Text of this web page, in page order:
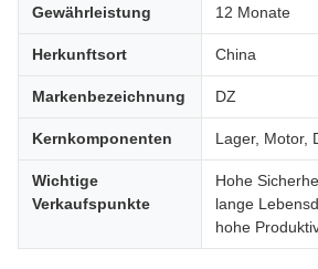
Gewährleistung 12 Monate
Herkunftsort China
Markenbezeichnung DZ
Kernkomponenten Lager, Motor,
Wichtige
Verkaufspunkte
Hohe
lange
hohe